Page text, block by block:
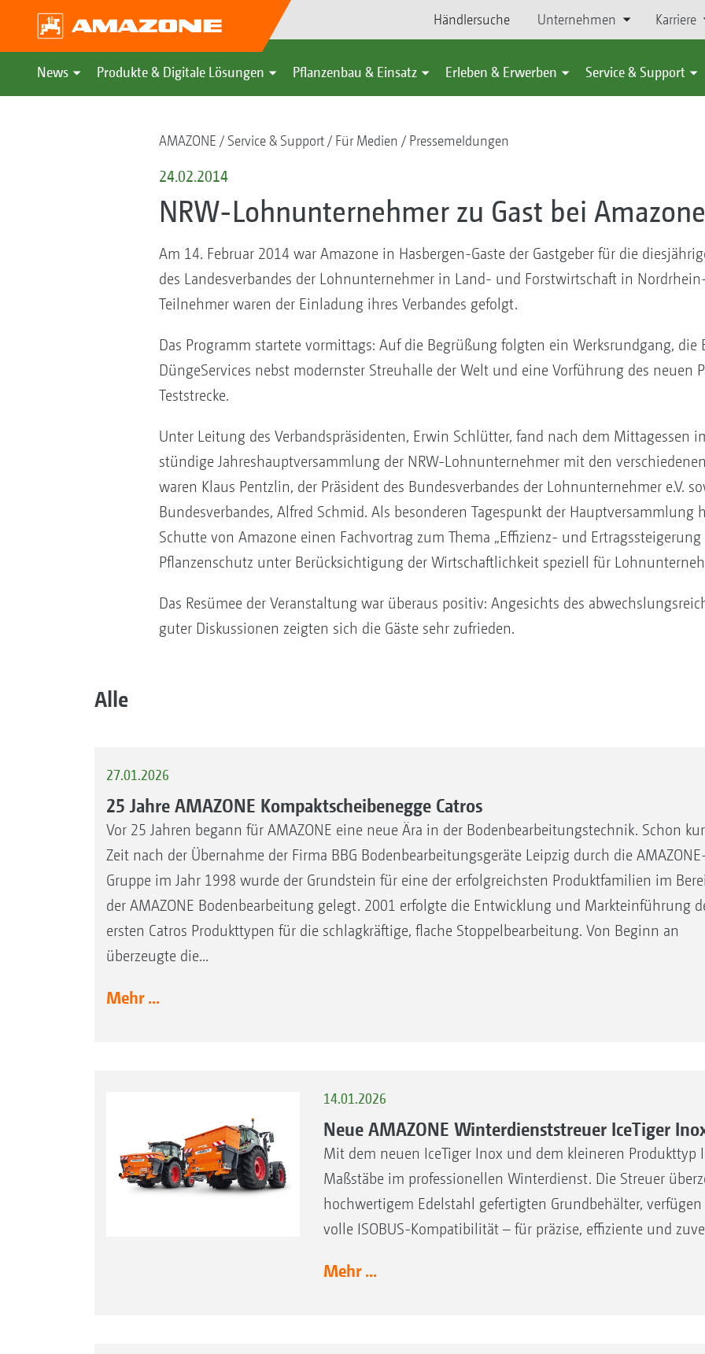
Händlersuche Unternehmen Karriere
News Produkte & Digitale Lösungen Pflanzenbau & Einsatz Erleben & Erwerben Service & Support
AMAZONE Service & Support Für Medien Pressemeldungen
24.02.2014
NRW-Lohnunternehmer zu Gast bei Amazone
Am 14. Februar 2014 war Amazone in Hasbergen-Gaste der Gastgeber für die
des Landesverbandes der Lohnunternehmer in Land- und Forstwirtschaft in
Teilnehmer waren der Einladung ihres Verbandes gefolgt.
Das Programm startete vormittags: Auf die Begrüßung folgten ein Werksrundgang, die
DüngeServices nebst modernster Streuhalle der Welt und eine Vorführung des neuen
Teststrecke.
Unter Leitung des Verbandspräsidenten, Erwin Schlütter, fand nach dem Mittagessen
stündige Jahreshauptversammlung der NRW-Lohnunternehmer mit den
waren Klaus Pentzlin, der Präsident des Bundesverbandes der Lohnunternehmer e.V.
Bundesverbandes, Alfred Schmid. Als besonderen Tagespunkt der Hauptversammlung
Schutte von Amazone einen Fachvortrag zum Thema „Effizienz- und
Pflanzenschutz unter Berücksichtigung der Wirtschaftlichkeit speziell für
Das Resümee der Veranstaltung war überaus positiv: Angesichts des
guter Diskussionen zeigten sich die Gäste sehr zufrieden.
Alle
27.01.2026
25 Jahre AMAZONE Kompaktscheibenegge Catros
Vor 25 Jahren begann für AMAZONE eine neue Ära in der Bodenbearbeitungstechnik. Schon
Zeit nach der Übernahme der Firma BBG Bodenbearbeitungsgeräte Leipzig durch die
Gruppe im Jahr 1998 wurde der Grundstein für eine der erfolgreichsten Produktfamilien im
der AMAZONE Bodenbearbeitung gelegt. 2001 erfolgte die Entwicklung und Markteinführung
ersten Catros Produkttypen für die schlagkräftige, flache Stoppelbearbeitung. Von Beginn an
überzeugte die...
Mehr ...
14.01.2026
Neue AMAZONE Winterdienststreuer IceTiger
Mit dem neuen IceTiger Inox und dem kleineren Produkttyp
Maßstäbe im professionellen Winterdienst. Die Streuer
hochwertigem Edelstahl gefertigten Grundbehälter,
volle ISOBUS-Kompatibilität – für präzise, effiziente und
Mehr ...